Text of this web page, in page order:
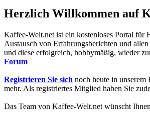
Herzlich Willkommen auf
Kaffee-Welt.net ist ein kostenloses Portal für
Austausch von Erfahrungsberichten und
und diese erfolgreich, hobbymäßig, wieder
Forum
Registrieren Sie sich noch heute in
mehr. Als registriertes Mitglied haben Sie
Das Team von Kaffee-Welt.net wünscht